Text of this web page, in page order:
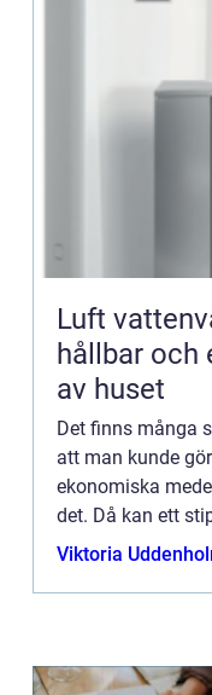
Luft
hållbar och
av huset
Det finns många
att man kunde
ekonomiska
det. Då kan ett
hjälp av ...
Viktoria